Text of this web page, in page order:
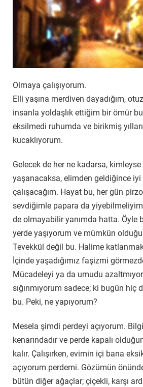
Olmaya çalışıyorum.
Elli yaşına merdiven dayadığım,
insanla yoldaşlık ettiğim bir ömür
eksilmedi ruhumda ve birikmiş
kucaklıyorum.
Gelecek de her ne kadarsa, kimleyse
yaşanacaksa, elimden geldiğince iyi
çalışacağım. Hayat bu, her gün
sevdiğimle papara da
de olmayabilir yanımda hatta. Öyle
yerde yaşıyorum ve mümkün
Tevekkül değil bu. Halime
İçinde yaşadığımız faşizmi
Mücadeleyi ya da umudu
sığınmıyorum sadece; ki bugün hiç
bu. Peki, ne yapıyorum?
Mesela şimdi perdeyi açıyorum.
kenarındadır ve perde kapalı
kalır. Çalışırken, evimin içi bana
açıyorum perdemi. Gözümün
bütün diğer ağaçlar; çiçekli, karşı